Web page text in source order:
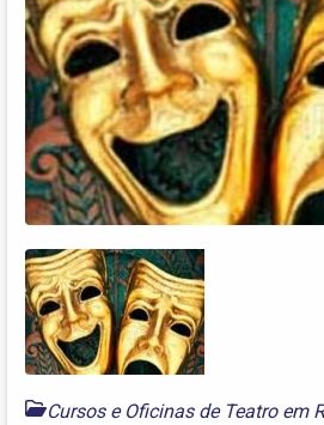
Cursos e Oficinas de Teatro em